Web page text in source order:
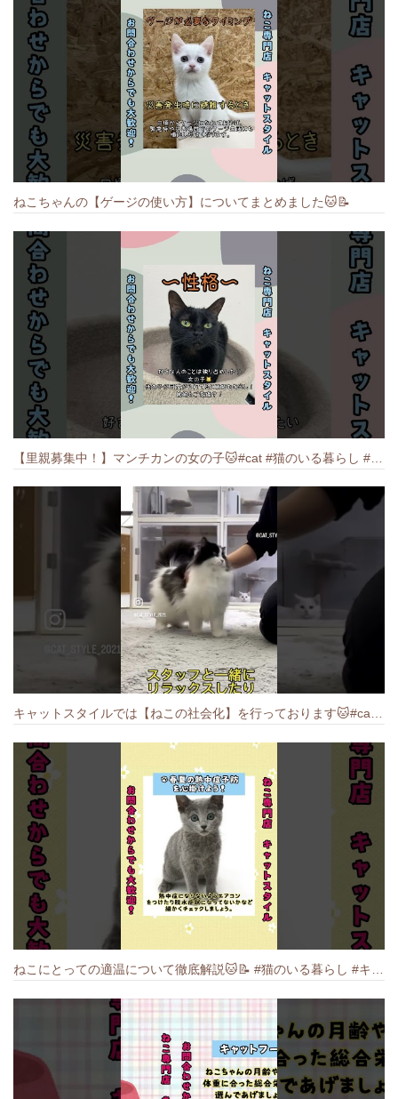
ねこちゃんの【ゲージの使い方】についてまとめました️🐱📝